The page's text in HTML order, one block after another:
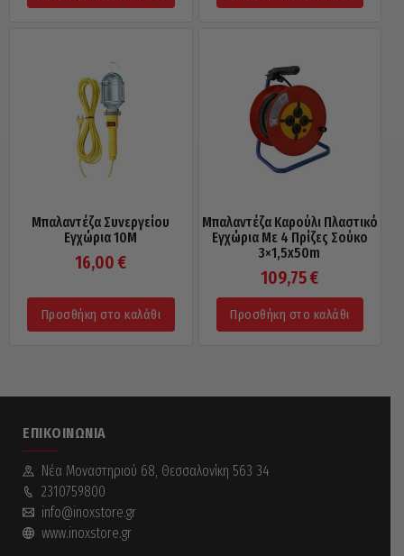
Μπαλαντέζα Συνεργείου
Εγχώρια 10M
16,00€
Προσθήκη στο καλάθι
Μπαλαντέζα Καρούλι Πλαστικό
Εγχώρια Με 4 Πρίζες Σούκο
3×1,5x50m
109,75€
Προσθήκη στο καλάθι
ΕΠΙΚΟΙΝΩΝΊΑ
Νέα Mοναστηριού 68, Θεσσαλονίκη 563 34
2310759800
info@inoxstore.gr
www.inoxstore.gr